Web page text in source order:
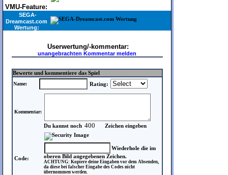
VMU-Feature:
SEGA-
Dreamcast.com
Wertung:
Userwertung/-kommentar:
unangebrachten Kommentar melden
Bewerte und kommentiere das Spiel
Name:
Rating:
Kommentar:
Du kannst noch Zeichen eingeben
Code:
Wiederhole die im
oberen Bild angegebenen Zeichen.
ACHTUNG: Kopiere deine Eingaben vor dem Absenden,
da diese bei falscher Eingabe des Codes nicht
übernommen werden.